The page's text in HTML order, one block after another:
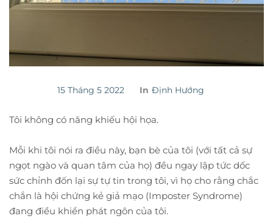
15 Tháng 5 2022 In Định Hướng
Tôi không có năng khiếu hội họa.
Mỗi khi tôi nói ra điều này, bạn bè của tôi (với tất cả sự
ngọt ngào và quan tâm của họ) đều ngay lập tức dốc
sức chỉnh đốn lại sự tự tin trong tôi, vì họ cho rằng chắc
chắn là hội chứng kẻ giả mạo (Imposter Syndrome)
đang điều khiển phát ngôn của tôi.